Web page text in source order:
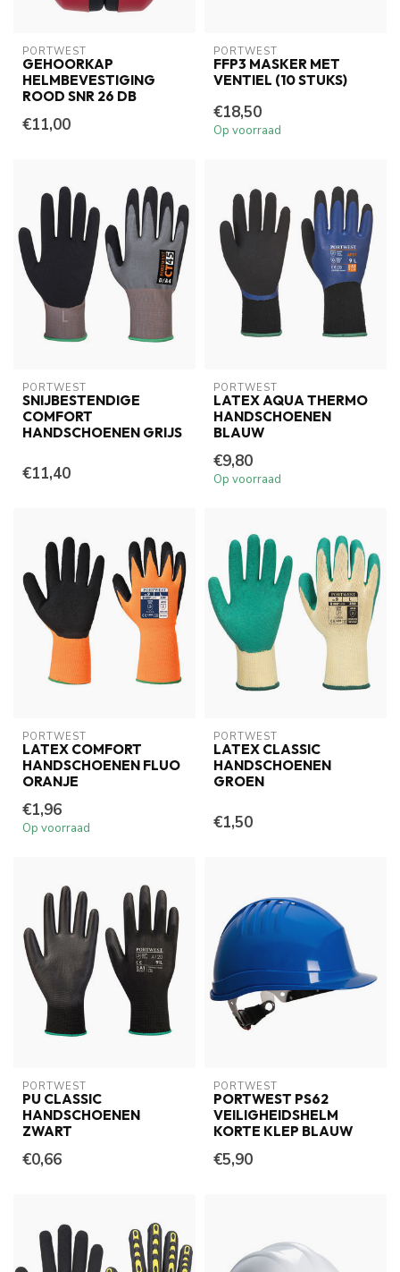
PORTWEST
GEHOORKAP
HELMBEVESTIGING
ROOD SNR 26 DB
€11,00
PORTWEST
FFP3 MASKER MET
VENTIEL (10 STUKS)
€18,50
Op voorraad
PORTWEST
SNIJBESTENDIGE
COMFORT
HANDSCHOENEN GRIJS
€11,40
PORTWEST
LATEX AQUA THERMO
HANDSCHOENEN
BLAUW
€9,80
Op voorraad
PORTWEST
LATEX COMFORT
HANDSCHOENEN FLUO
ORANJE
€1,96
Op voorraad
PORTWEST
LATEX CLASSIC
HANDSCHOENEN
GROEN
€1,50
PORTWEST
PU CLASSIC
HANDSCHOENEN
ZWART
€0,66
PORTWEST
PORTWEST PS62
VEILIGHEIDSHELM
KORTE KLEP BLAUW
€5,90